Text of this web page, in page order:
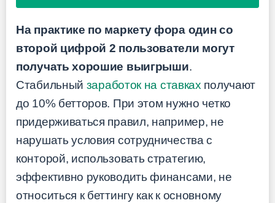
На практике по маркету форa один со
второй цифрой 2 пользователи могут
получать хорошие выигрыши.
Стабильный заработок на ставках получают
до 10% бетторов. При этом нужно четко
придерживаться правил, например, не
нарушать условия сотрудничества с
конторой, использовать стратегию,
эффективно руководить финансами, не
относиться к беттингу как к основному